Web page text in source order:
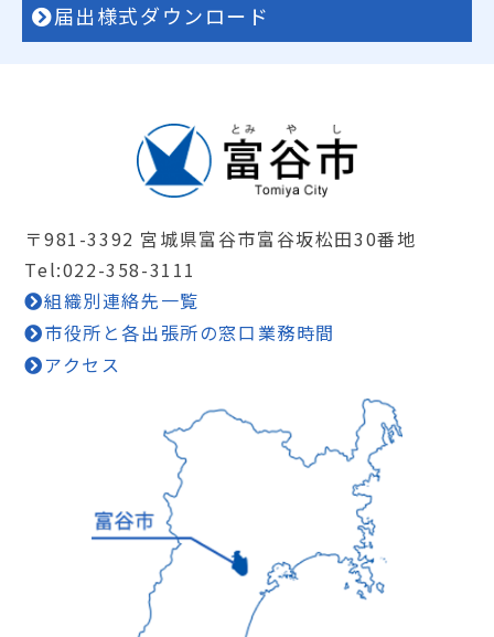
届出様式ダウンロード
〒981-3392 宮城県富谷市富谷坂松田30番地
Tel:022-358-3111
組織別連絡先一覧
市役所と各出張所の窓口業務時間
アクセス